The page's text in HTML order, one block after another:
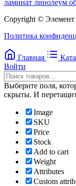
ламинат линолеум
Copyright © Элемент
Политика
Главная
Войти
Выберите поля,
скрыты. И
Image
SKU
Price
Stock
Add to cart
Weight
Attributes
Custom